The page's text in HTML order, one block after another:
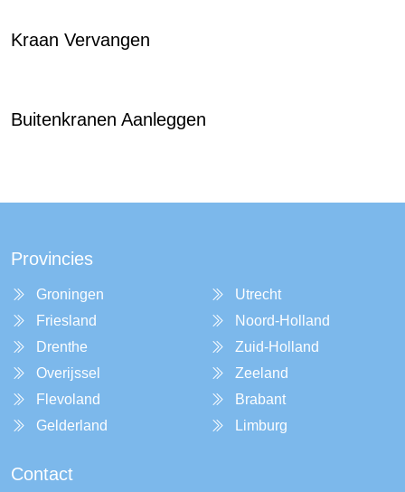
Kraan Vervangen
Buitenkranen Aanleggen
Provincies
Groningen
Friesland
Drenthe
Overijssel
Flevoland
Gelderland
Utrecht
Noord-Holland
Zuid-Holland
Zeeland
Brabant
Limburg
Contact